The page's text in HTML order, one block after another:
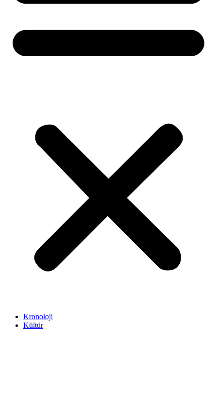
Kronoloji
Kültür